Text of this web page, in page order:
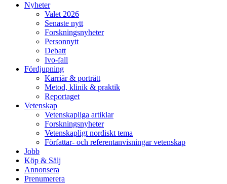
Nyheter
Valet 2026
Senaste nytt
Forskningsnyheter
Personnytt
Debatt
Ivo-fall
Fördjupning
Karriär & porträtt
Metod, klinik & praktik
Reportaget
Vetenskap
Vetenskapliga artiklar
Forskningsnyheter
Vetenskapligt nordiskt tema
Författar- och referentanvisningar vetenskap
Jobb
Köp & Sälj
Annonsera
Prenumerera